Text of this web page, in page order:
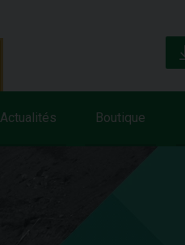
Actualités Boutique